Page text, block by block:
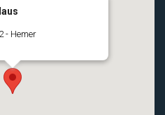
- Hemer